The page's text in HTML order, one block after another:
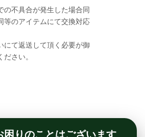
の不具合が発生した場合同
等のアイテムにて交換対応
にて返送して頂く必要が御
さい。
困りのことはございます